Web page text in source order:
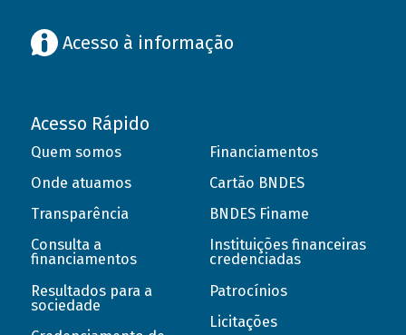
Acesso à informação
Acesso Rápido
Quem somos
Onde atuamos
Transparência
Consulta a
financiamentos
Resultados para a
sociedade
Financiamentos
Cartão BNDES
BNDES Finame
Instituições financeiras
credenciadas
Patrocínios
Licitações